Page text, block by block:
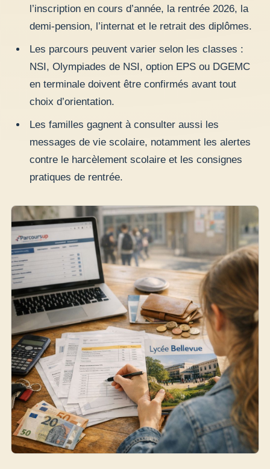
l’inscription en cours d’année, la rentrée 2026, la
demi-pension, l’internat et le retrait des diplômes.
Les parcours peuvent varier selon les classes :
NSI, Olympiades de NSI, option EPS ou DGEMC
en terminale doivent être confirmés avant tout
choix d’orientation.
Les familles gagnent à consulter aussi les
messages de vie scolaire, notamment les alertes
contre le harcèlement scolaire et les consignes
pratiques de rentrée.